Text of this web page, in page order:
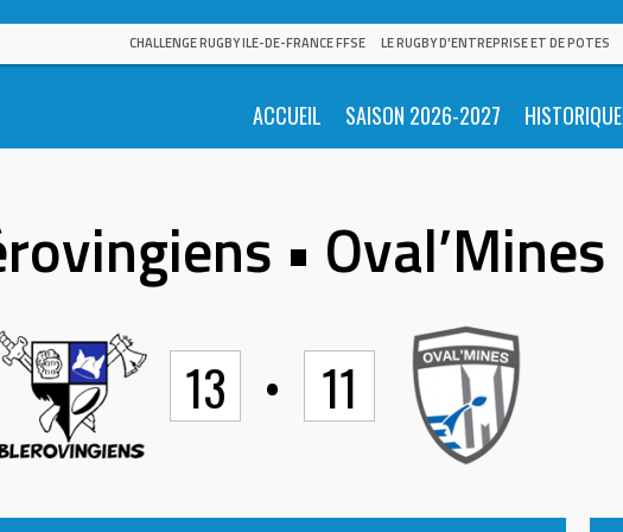
CHALLENGE RUGBY ILE-DE-FRANCE FFSE LE RUGBY D'ENTREPRISE ET DE POTES
ACCUEIL SAISON 2026-2027 HISTORIQUE
• Oval’Mines
13 • 11